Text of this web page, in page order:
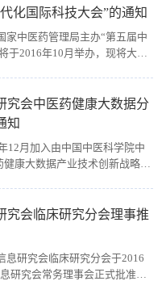
化国际科技大会”的通知
家中医药管理局主办“第五届中
于2016年10月举办，现将大会
究会中医药健康大数据分
知
12月加入由中国中医科学院中
康大数据产业技术创新战略联
究会临床研究分会理事推
息研究会临床研究分会于2016
研究会常务理事会正式批准成